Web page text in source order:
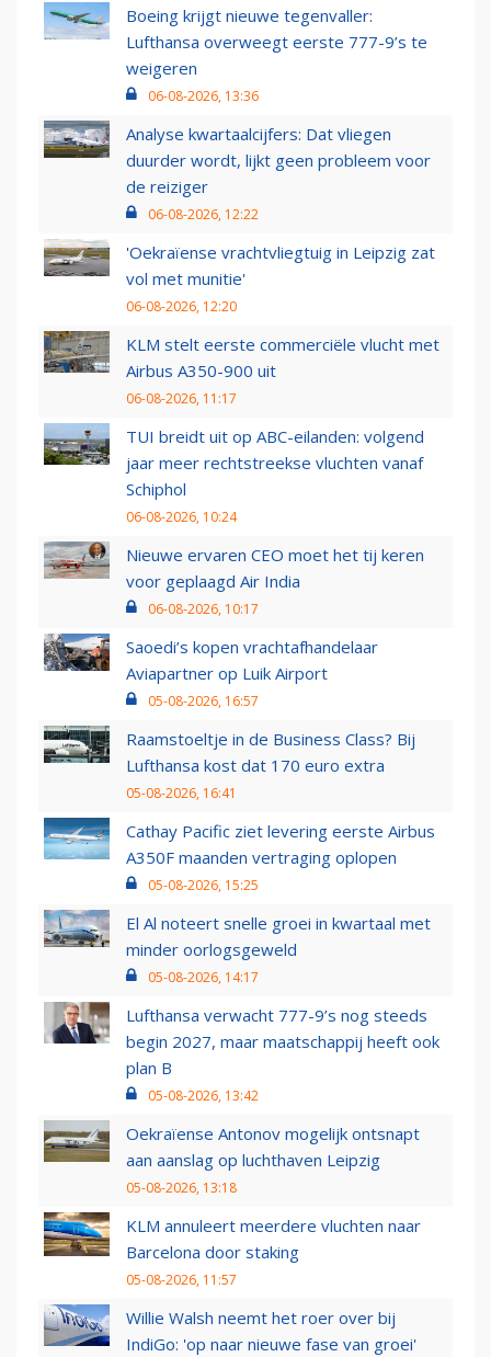
Boeing krijgt nieuwe tegenvaller:
Lufthansa overweegt eerste 777-9’s te
weigeren
06-08-2026, 13:36
Analyse kwartaalcijfers: Dat vliegen
duurder wordt, lijkt geen probleem voor
de reiziger
06-08-2026, 12:22
'Oekraïense vrachtvliegtuig in Leipzig zat
vol met munitie'
06-08-2026, 12:20
KLM stelt eerste commerciële vlucht met
Airbus A350-900 uit
06-08-2026, 11:17
TUI breidt uit op ABC-eilanden: volgend
jaar meer rechtstreekse vluchten vanaf
Schiphol
06-08-2026, 10:24
Nieuwe ervaren CEO moet het tij keren
voor geplaagd Air India
06-08-2026, 10:17
Saoedi’s kopen vrachtafhandelaar
Aviapartner op Luik Airport
05-08-2026, 16:57
Raamstoeltje in de Business Class? Bij
Lufthansa kost dat 170 euro extra
05-08-2026, 16:41
Cathay Pacific ziet levering eerste Airbus
A350F maanden vertraging oplopen
05-08-2026, 15:25
El Al noteert snelle groei in kwartaal met
minder oorlogsgeweld
05-08-2026, 14:17
Lufthansa verwacht 777-9’s nog steeds
begin 2027, maar maatschappij heeft ook
plan B
05-08-2026, 13:42
Oekraïense Antonov mogelijk ontsnapt
aan aanslag op luchthaven Leipzig
05-08-2026, 13:18
KLM annuleert meerdere vluchten naar
Barcelona door staking
05-08-2026, 11:57
Willie Walsh neemt het roer over bij
IndiGo: 'op naar nieuwe fase van groei'